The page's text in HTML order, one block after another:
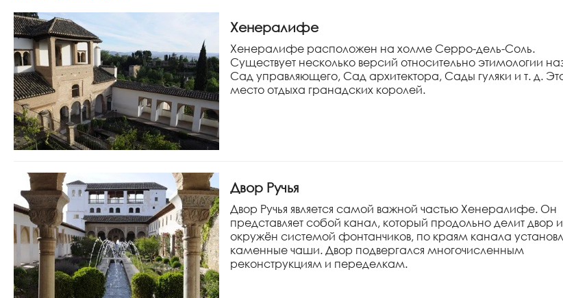
Хенералифе
Хенералифе расположен на холме Серро-дель-Соль.
Существует несколько версий относительно этимологии
Сад управляющего, Сад архитектора, Сады гуляки и т. д.
место отдыха гранадских королей.
Двор Ручья
Двор Ручья является самой важной частью Хенералифе. Он
представляет собой канал, который продольно делит двор и
окружён системой фонтанчиков, по краям канала
каменные чаши. Двор подвергался многочисленным
реконструкциям и переделкам.